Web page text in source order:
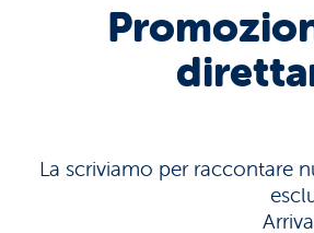
La scriviamo per raccontare